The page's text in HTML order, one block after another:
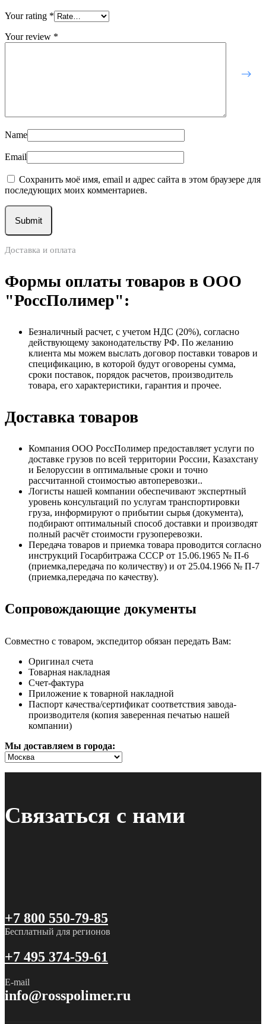
Your rating *
Your review *
Name
Email
Сохранить моё имя, email и адрес сайта в этом браузере для
последующих моих комментариев.
Доставка и оплата
Формы оплаты товаров в ООО
"РоссПолимер":
Безналичный расчет, с учетом НДС (20%), согласно
действующему законодательству РФ. По желанию
клиента мы можем выслать договор поставки товаров и
спецификацию, в которой будут оговорены сумма,
сроки поставок, порядок расчетов, производитель
товара, его характеристики, гарантия и прочее.
Доставка товаров
Компания ООО РоссПолимер предоставляет услуги по
доставке грузов по всей территории России, Казахстану
и Белоруссии в оптимальные сроки и точно
рассчитанной стоимостью автоперевозки..
Логисты нашей компании обеспечивают экспертный
уровень консультаций по услугам транспортировки
груза, информируют о прибытии сырья (документа),
подбирают оптимальный способ доставки и производят
полный расчёт стоимости грузоперевозки.
Передача товаров и приемка товара проводится согласно
инструкций Госарбитража СССР от 15.06.1965 № П-6
(приемка,передача по количеству) и от 25.04.1966 № П-7
(приемка,передача по качеству).
Сопровождающие документы
Совместно с товаром, экспедитор обязан передать Вам:
Оригинал счета
Товарная накладная
Счет-фактура
Приложение к товарной накладной
Паспорт качества/сертификат соответствия завода-
производителя (копия заверенная печатью нашей
компании)
Мы доставляем в города:
Связаться с нами
+7 800 550-79-85
Бесплатный для регионов
+7 495 374-59-61
E-mail
info@rosspolimer.ru